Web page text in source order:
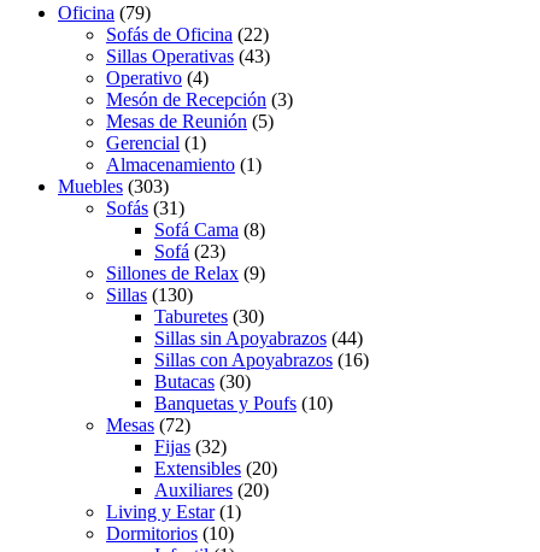
Oficina (79)
Sofás de Oficina (22)
Sillas Operativas (43)
Operativo (4)
Mesón de Recepción (3)
Mesas de Reunión (5)
Gerencial (1)
Almacenamiento (1)
Muebles (303)
Sofás (31)
Sofá Cama (8)
Sofá (23)
Sillones de Relax (9)
Sillas (130)
Taburetes (30)
Sillas sin Apoyabrazos (44)
Sillas con Apoyabrazos (16)
Butacas (30)
Banquetas y Poufs (10)
Mesas (72)
Fijas (32)
Extensibles (20)
Auxiliares (20)
Living y Estar(1)
Dormitorios (10)